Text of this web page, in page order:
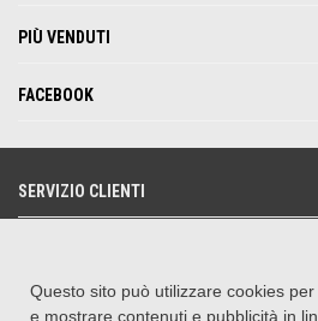
PIÙ VENDUTI
FACEBOOK
SERVIZIO CLIENTI
SEGUICI SU
Questo sito può utilizzare cookies
e mostrare contenuti e pubblicità in